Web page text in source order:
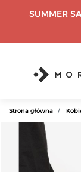
SUMMER
Strona główna